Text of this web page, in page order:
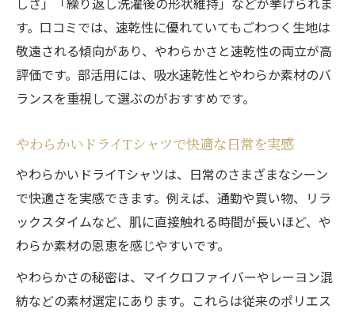
す。口コミでは、速乾性に優れていてもごわつく生地は
敬遠される傾向があり、やわらかさと速乾性の両立が高
評価です。部活用には、吸水速乾性とやわらか素材のバ
ランスを重視して選ぶのがおすすめです。
やわらかいドライTシャツで快適な日常を実感
やわらかいドライTシャツは、日常のさまざまなシーン
で快適さを実感できます。例えば、通勤や買い物、リラ
ックスタイムなど、肌に直接触れる時間が長いほど、や
わらか素材の恩恵を感じやすいです。
やわらかさの秘密は、マイクロファイバーやレーヨン混
紡などの素材選定にあります。これらは従来のポリエス